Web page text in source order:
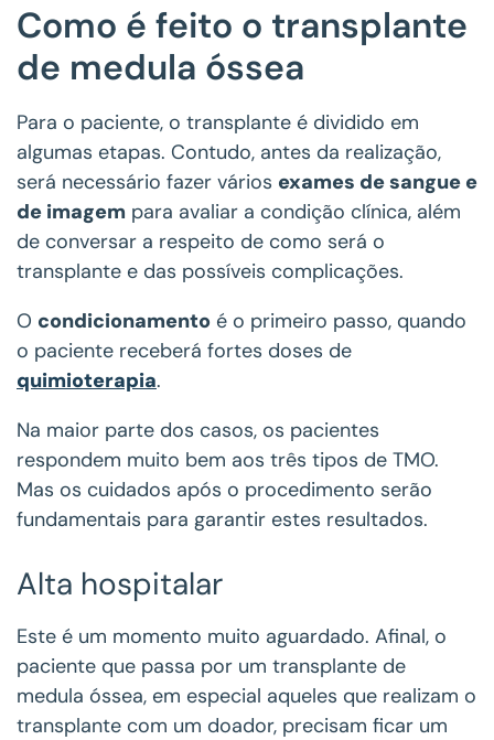
Como é feito o transplante
de medula óssea
Para o paciente, o transplante é dividido em
algumas etapas. Contudo, antes da realização,
será necessário fazer vários exames de sangue e
de imagem para avaliar a condição clínica, além
de conversar a respeito de como será o
transplante e das possíveis complicações.
O condicionamento é o primeiro passo, quando
o paciente receberá fortes doses de
quimioterapia.
Na maior parte dos casos, os pacientes
respondem muito bem aos três tipos de TMO.
Mas os cuidados após o procedimento serão
fundamentais para garantir estes resultados.
Alta hospitalar
Este é um momento muito aguardado. Afinal, o
paciente que passa por um transplante de
medula óssea, em especial aqueles que realizam o
transplante com um doador, precisam ficar um